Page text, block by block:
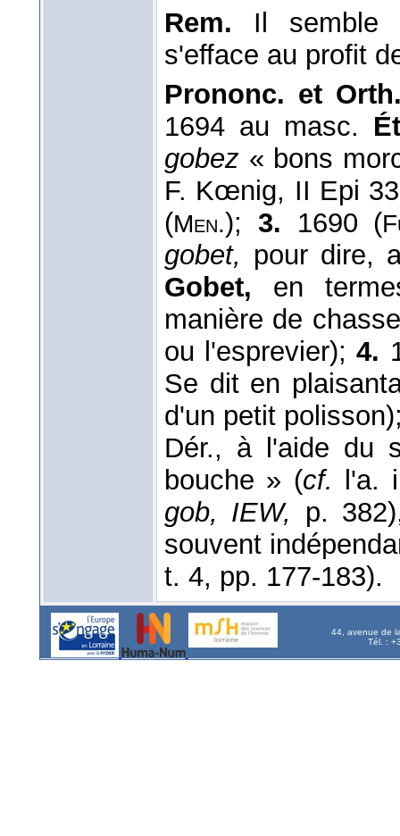
Rem. Il semble
s'efface au profit
Prononc. et
1694 au masc.
gobez « bons
F. Kœnig, II Epi
(Men.); 3. 1690 (
gobet, pour dire,
Gobet, en
manière de
ou l'esprevier);4.
Se dit en
d'un petit
Dér., à l'aide du
bouche » (cf. l'a.
gob, IEW, p.
souvent
t. 4, pp. 177-183).
44, avenue de
Tél. :